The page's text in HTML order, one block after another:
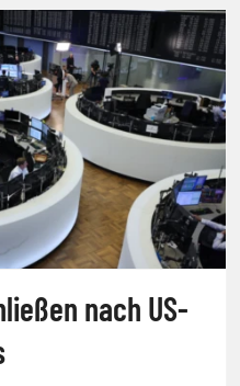
nach US-